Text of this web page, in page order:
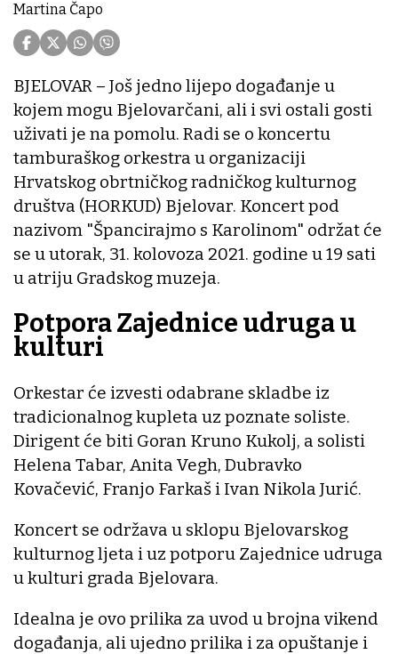
Martina Čapo
BJELOVAR – Još jedno lijepo događanje u
kojem mogu Bjelovarčani, ali i svi ostali gosti
uživati je na pomolu. Radi se o koncertu
tamburaškog orkestra u organizaciji
Hrvatskog obrtničkog radničkog kulturnog
društva (HORKUD) Bjelovar. Koncert pod
nazivom "Špancirajmo s Karolinom" održat će
se u utorak, 31. kolovoza 2021. godine u 19 sati
u atriju Gradskog muzeja.
Potpora Zajednice udruga u
kulturi
Orkestar će izvesti odabrane skladbe iz
tradicionalnog kupleta uz poznate soliste.
Dirigent će biti Goran Kruno Kukolj, a solisti
Helena Tabar, Anita Vegh, Dubravko
Kovačević, Franjo Farkaš i Ivan Nikola Jurić.
Koncert se održava u sklopu Bjelovarskog
kulturnog ljeta i uz potporu Zajednice udruga
u kulturi grada Bjelovara.
Idealna je ovo prilika za uvod u brojna vikend
događanja, ali ujedno prilika i za opuštanje i